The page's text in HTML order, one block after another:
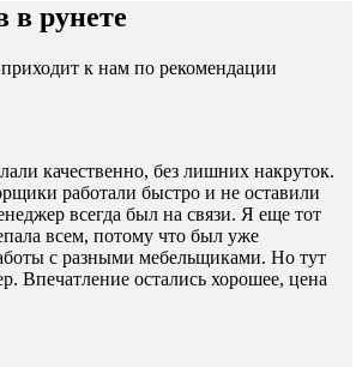
в рунете
к нам по рекомендации
качественно, без лишних накруток.
работали быстро и не оставили
всегда был на связи. Я еще тот
всем, потому что был уже
с разными мебельщиками. Но тут
Впечатление остались хорошее, цена